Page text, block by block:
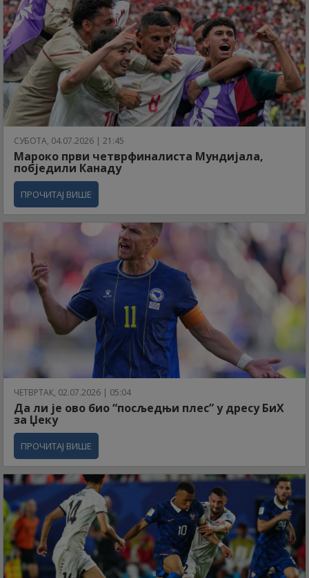
СУБОТА, 04.07.2026 | 21:45
Мароко први четврфиналиста Мундијала,
побједили Канаду
ПРОЧИТАЈ ВИШЕ
ЧЕТВРТАК, 02.07.2026 | 05:04
Да ли је ово био “посљедњи плес” у дресу БиХ
за Џеку
ПРОЧИТАЈ ВИШЕ